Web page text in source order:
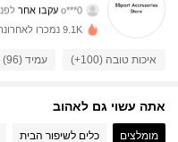
o***0 עקבו אחר
156 עוקבים
4.72 156 עוקבים
4.72 156 עוקבים
9.1K נמכרו לאחרונה
איכות טובה (100+) עמיד (96)
אתה עשוי גם לאהוב
מומלצים כלים לשיפור הבית